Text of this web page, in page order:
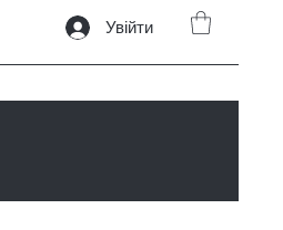
Увійти